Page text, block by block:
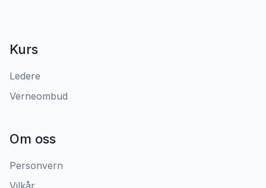
Kurs
Ledere
Verneombud
Om oss
Personvern
Vilkår